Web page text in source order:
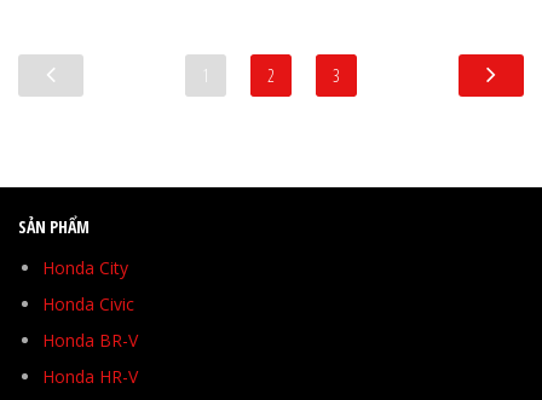
1 2 3
SẢN PHẨM
Honda City
Honda Civic
Honda BR-V
Honda HR-V